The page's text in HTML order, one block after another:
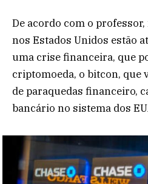
De acordo com o
nos Estados Unidos estão
uma crise financeira, que
criptomoeda, o bitcon, que
de paraquedas financeiro,
bancário no sistema dos